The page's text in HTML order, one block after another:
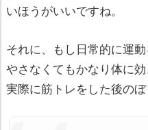
いほうがいいですね。
それに、もし日常的に運
やさなくてもかなり体に効
実際に筋トレをした後のぼ